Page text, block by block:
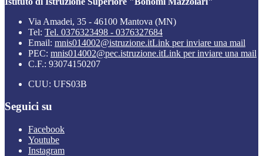
Via Amadei, 35 - 46100 Mantova (MN)
Tel: Tel. 0376323498 - 0376327684
Email: mnis014002@istruzione.itLink per inviare una mail
PEC: mnis014002@pec.istruzione.itLink per inviare una mail
C.F.: 93074150207
CUU: UFS03B
Seguici su
Facebook
Youtube
Instagram